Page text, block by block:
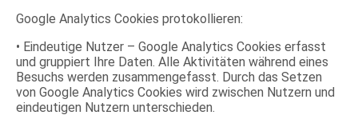
Google Analytics Cookies protokollieren:
• Eindeutige Nutzer – Google Analytics Cookies erfasst
und gruppiert Ihre Daten. Alle Aktivitäten während eines
Besuchs werden zusammengefasst. Durch das Setzen
von Google Analytics Cookies wird zwischen Nutzern und
eindeutigen Nutzern unterschieden.